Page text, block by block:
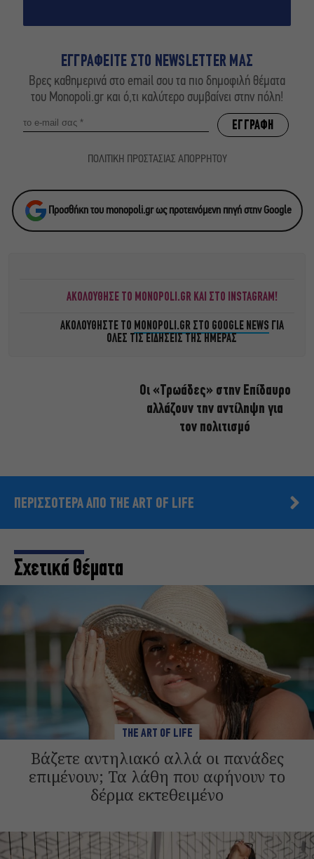
ΕΓΓΡΑΦΕΙΤΕ ΣΤΟ NEWSLETTER ΜΑΣ
Βρες καθημερινά στο email σου τα πιο δημοφιλή θέματα
του Monopoli.gr και ό,τι καλύτερο συμβαίνει στην πόλη!
ΠΟΛΙΤΙΚΗ ΠΡΟΣΤΑΣΙΑΣ ΑΠΟΡΡΗΤΟΥ
Προσθήκη του monopoli.gr ως προτεινόμενη πηγή στην Google
ΑΚΟΛΟΥΘΗΣΕ ΤΟ MONOPOLI.GR ΚΑΙ ΣΤΟ INSTAGRAM!
ΑΚΟΛΟΥΘΗΣΤΕ ΤΟ MONOPOLI.GR ΣΤΟ GOOGLE NEWS ΓΙΑ
ΟΛΕΣ ΤΙΣ ΕΙΔΗΣΕΙΣ ΤΗΣ ΗΜΕΡΑΣ
Οι «Τρωάδες» στην Επίδαυρο
αλλάζουν την αντίληψη για
τον πολιτισμό
ΠΕΡΙΣΣΟΤΕΡΑ ΑΠΟ THE ART OF LIFE
Σχετικά Θέματα
THE ART OF LIFE
Βάζετε αντηλιακό αλλά οι πανάδες
επιμένουν; Τα λάθη που αφήνουν το
δέρμα εκτεθειμένο